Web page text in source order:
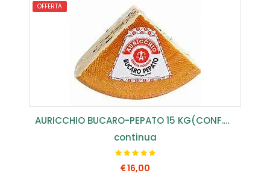
OFFERTA
AURICCHIO BUCARO-PEPATO 15 KG(CONF.2,5 KG) ...
continua
16,00